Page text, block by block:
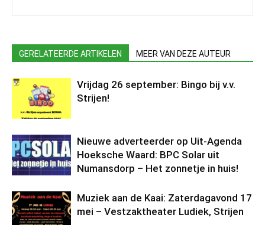
GERELATEERDE ARTIKELEN MEER VAN DEZE AUTEUR
Vrijdag 26 september: Bingo bij v.v.
Strijen!
Nieuwe adverteerder op Uit-Agenda
Hoeksche Waard: BPC Solar uit
Numansdorp – Het zonnetje in huis!
Muziek aan de Kaai: Zaterdagavond 17
mei – Vestzaktheater Ludiek, Strijen